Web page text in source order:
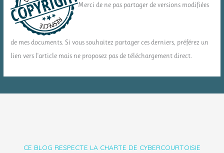
Merci de ne pas partager de versions modifiées
de mes documents. Si vous souhaitez partager ces derniers, préférez un
lien vers l'article mais ne proposez pas de téléchargement direct.
CE BLOG RESPECTE LA CHARTE DE CYBERCOURTOISIE